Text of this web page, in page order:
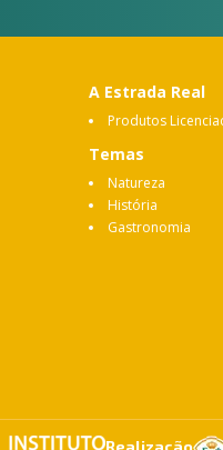
A Estrada Real
Produtos
Temas
Natureza
História
Gastronomia
Realização